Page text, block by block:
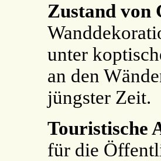
Zustand von
unter
an den
jüngster Zeit.
Touristische
für die